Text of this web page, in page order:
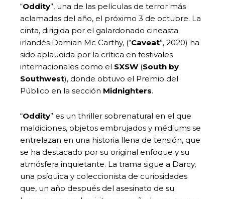
“Oddity”, una de las películas de terror más
aclamadas del año, el próximo 3 de octubre. La
cinta, dirigida por el galardonado cineasta
irlandés Damian Mc Carthy, (“Caveat”, 2020) ha
sido aplaudida por la crítica en festivales
internacionales como el SXSW (South by
Southwest), donde obtuvo el Premio del
Público en la sección Midnighters.
“Oddity” es un thriller sobrenatural en el que
maldiciones, objetos embrujados y médiums se
entrelazan en una historia llena de tensión, que
se ha destacado por su original enfoque y su
atmósfera inquietante. La trama sigue a Darcy,
una psíquica y coleccionista de curiosidades
que, un año después del asesinato de su